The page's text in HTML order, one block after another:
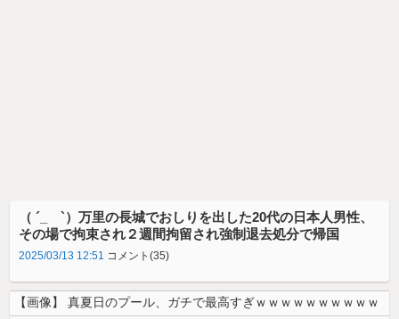
（ ´_ゝ`）万里の長城でおしりを出した20代の日本人男性、
その場で拘束され２週間拘留され強制退去処分で帰国
2025/03/13 12:51 コメント(35)
【画像】 真夏日のプール、ガチで最高すぎｗｗｗｗｗｗｗｗｗｗ